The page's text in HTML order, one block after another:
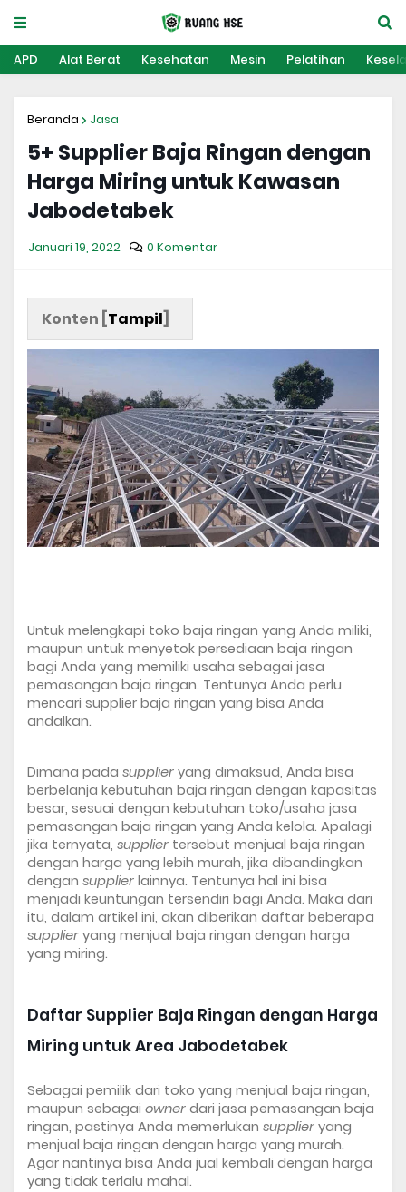
APD Alat Berat Kesehatan Mesin Pelatihan
Beranda Jasa
5+ Supplier Baja Ringan dengan
Harga Miring untuk Kawasan
Jabodetabek
Januari 19, 2022 0 Komentar
Konten [Tampil]
Untuk melengkapi toko baja ringan yang Anda miliki,
maupun untuk menyetok persediaan baja ringan
bagi Anda yang memiliki usaha sebagai jasa
pemasangan baja ringan. Tentunya Anda perlu
mencari supplier baja ringan yang bisa Anda
andalkan.
Dimana pada supplier yang dimaksud, Anda bisa
berbelanja kebutuhan baja ringan dengan kapasitas
besar, sesuai dengan kebutuhan toko/usaha jasa
pemasangan baja ringan yang Anda kelola. Apalagi
jika ternyata, supplier tersebut menjual baja ringan
dengan harga yang lebih murah, jika dibandingkan
dengan supplier lainnya. Tentunya hal ini bisa
menjadi keuntungan tersendiri bagi Anda. Maka dari
supplier yang menjual baja ringan dengan harga
yang miring.
Daftar Supplier Baja Ringan dengan Harga
Miring untuk Area Jabodetabek
Sebagai pemilik dari toko yang menjual baja ringan,
maupun sebagai owner dari jasa pemasangan baja
ringan, pastinya Anda memerlukan supplier yang
menjual baja ringan dengan harga yang murah.
Agar nantinya bisa Anda jual kembali dengan harga
yang tidak terlalu mahal.